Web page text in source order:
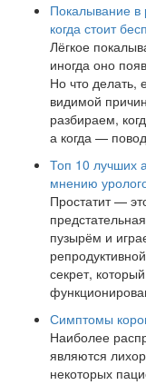
Покалывание в
когда стоит
Лёгкое
иногда оно
Но что делать,
видимой
разбираем,
а когда —
Топ 10 лучших
мнению
Простатит —
пузырём и
секрет,
Симптомы
Наиболее
являются
некоторых